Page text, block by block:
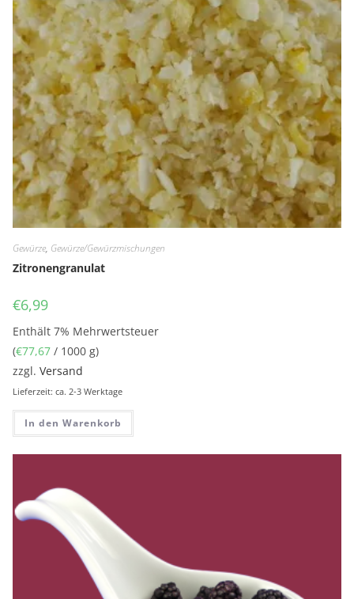
Gewürze, Gewürze/Gewürzmischungen
Zitronengranulat
€6,99
Enthält 7% Mehrwertsteuer
(€77,67 / 1000 g)
zzgl.Versand
Lieferzeit: ca. 2-3 Werktage
In den Warenkorb